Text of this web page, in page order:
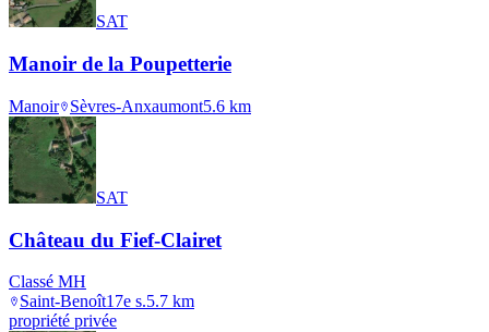
SAT
Manoir de la Poupetterie
Manoir Sèvres-Anxaumont5.6 km
SAT
Château du Fief-Clairet
Classé MH
Saint-Benoît17e s.5.7 km
propriété privée